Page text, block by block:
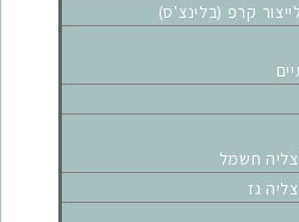
קרפ (בלינצ'ס)
חשמל
גז